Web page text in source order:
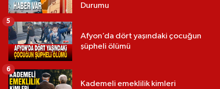
Durumu
Afyon’da dört yaşındaki çocuğun
şüpheli ölümü
5
Kademeli emeklilik kimleri
6